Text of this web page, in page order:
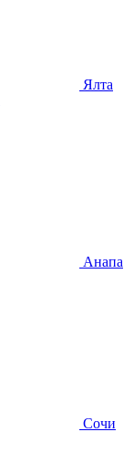
Ялта
Анапа
Сочи